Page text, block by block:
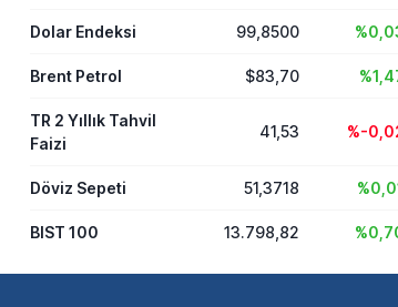
Dolar Endeksi 99,8500
Brent Petrol $83,70
TR 2 Yıllık Tahvil
Faizi
41,53 %-
Döviz Sepeti 51,3718
BIST 100 13.798,82